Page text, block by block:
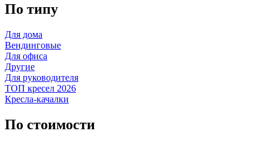
По типу
Для дома
Вендинговые
Для офиса
Другие
Для руководителя
ТОП кресел 2026
Кресла-качалки
По стоимости